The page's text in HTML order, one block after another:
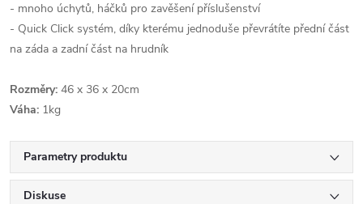
- mnoho úchytů, háčků pro zavěšení příslušenství
- Quick Click systém, díky kterému jednoduše převrátíte přední část
na záda a zadní část na hrudník
Rozměry: 46 x 36 x 20cm
Váha: 1kg
Parametry produktu
Diskuse